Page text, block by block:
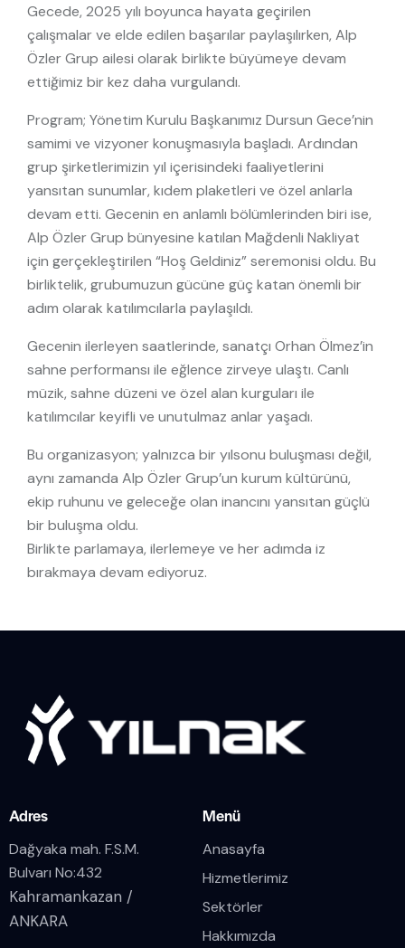
Gecede, 2025 yılı boyunca hayata geçirilen
çalışmalar ve elde edilen başarılar paylaşılırken, Alp
Özler Grup ailesi olarak birlikte büyümeye devam
ettiğimiz bir kez daha vurgulandı.
Program; Yönetim Kurulu Başkanımız Dursun Gece’nin
samimi ve vizyoner konuşmasıyla başladı. Ardından
grup şirketlerimizin yıl içerisindeki faaliyetlerini
yansıtan sunumlar, kıdem plaketleri ve özel anlarla
devam etti. Gecenin en anlamlı bölümlerinden biri ise,
Alp Özler Grup bünyesine katılan Mağdenli Nakliyat
için gerçekleştirilen “Hoş Geldiniz” seremonisi oldu. Bu
birliktelik, grubumuzun gücüne güç katan önemli bir
adım olarak katılımcılarla paylaşıldı.
Gecenin ilerleyen saatlerinde, sanatçı Orhan Ölmez’in
sahne performansı ile eğlence zirveye ulaştı. Canlı
müzik, sahne düzeni ve özel alan kurguları ile
katılımcılar keyifli ve unutulmaz anlar yaşadı.
Bu organizasyon; yalnızca bir yılsonu buluşması değil,
aynı zamanda Alp Özler Grup’un kurum kültürünü,
ekip ruhunu ve geleceğe olan inancını yansıtan güçlü
bir buluşma oldu.
Birlikte parlamaya, ilerlemeye ve her adımda iz
bırakmaya devam ediyoruz.
Adres
Dağyaka mah. F.S.M.
Bulvarı No:432
Kahramankazan /
ANKARA
Menü
Anasayfa
Hizmetlerimiz
Sektörler
Hakkımızda